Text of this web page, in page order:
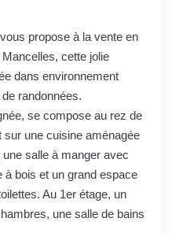
propose à la vente en
cette jolie
dans environnement
randonnées.
se compose au rez de
une cuisine aménagée
salle à manger avec
à bois et un grand espace
Au 1er étage, un
une salle de bains